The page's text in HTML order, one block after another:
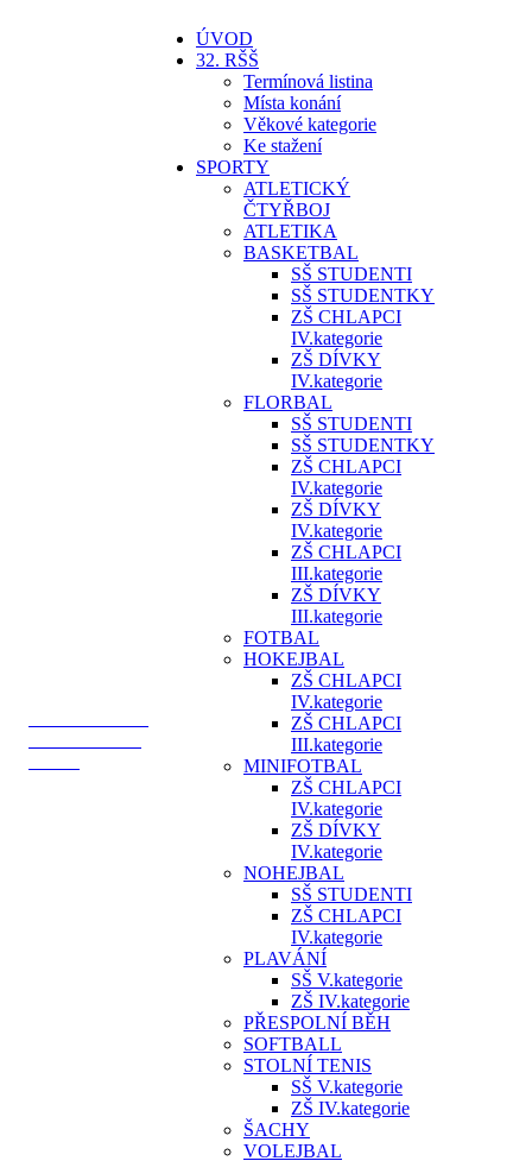
ÚVOD
32. RŠŠ
Termínová listina
Místa konání
Věkové kategorie
Ke stažení
SPORTY
ATLETICKÝ
ČTYŘBOJ
ATLETIKA
BASKETBAL
SŠ STUDENTI
SŠ STUDENTKY
ZŠ CHLAPCI
IV.kategorie
ZŠ DÍVKY
IV.kategorie
FLORBAL
SŠ STUDENTI
SŠ STUDENTKY
ZŠ CHLAPCI
IV.kategorie
ZŠ DÍVKY
IV.kategorie
ZŠ CHLAPCI
III.kategorie
ZŠ DÍVKY
III.kategorie
FOTBAL
HOKEJBAL
ZŠ CHLAPCI
IV.kategorie
ZŠ CHLAPCI
III.kategorie
MINIFOTBAL
ZŠ CHLAPCI
IV.kategorie
ZŠ DÍVKY
IV.kategorie
NOHEJBAL
SŠ STUDENTI
ZŠ CHLAPCI
IV.kategorie
PLAVÁNÍ
SŠ V.kategorie
ZŠ IV.kategorie
PŘESPOLNÍ BĚH
SOFTBALL
STOLNÍ TENIS
SŠ V.kategorie
ZŠ IV.kategorie
ŠACHY
VOLEJBAL